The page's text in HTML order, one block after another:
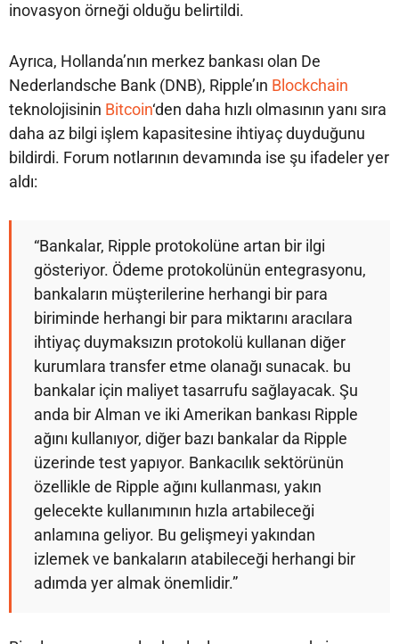
inovasyon örneği olduğu belirtildi.
Ayrıca, Hollanda’nın merkez bankası olan De
Nederlandsche Bank (DNB), Ripple’ın Blockchain
teknolojisinin Bitcoin‘den daha hızlı olmasının yanı sıra
daha az bilgi işlem kapasitesine ihtiyaç duyduğunu
bildirdi. Forum notlarının devamında ise şu ifadeler yer
aldı:
“Bankalar, Ripple protokolüne artan bir ilgi
gösteriyor. Ödeme protokolünün entegrasyonu,
bankaların müşterilerine herhangi bir para
biriminde herhangi bir para miktarını aracılara
ihtiyaç duymaksızın protokolü kullanan diğer
kurumlara transfer etme olanağı sunacak. bu
bankalar için maliyet tasarrufu sağlayacak. Şu
anda bir Alman ve iki Amerikan bankası Ripple
ağını kullanıyor, diğer bazı bankalar da Ripple
üzerinde test yapıyor. Bankacılık sektörünün
özellikle de Ripple ağını kullanması, yakın
gelecekte kullanımının hızla artabileceği
anlamına geliyor. Bu gelişmeyi yakından
izlemek ve bankaların atabileceği herhangi bir
adımda yer almak önemlidir.”